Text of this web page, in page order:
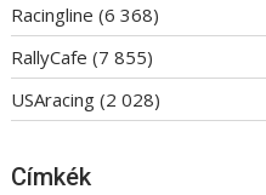
Racingline (6 368)
RallyCafe (7 855)
USAracing (2 028)
Címkék